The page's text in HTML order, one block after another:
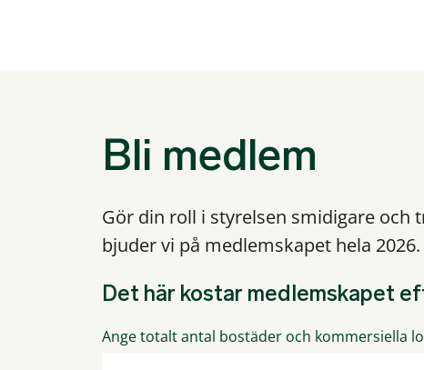
Bli medlem
Gör din roll i styrelsen smidigare och
bjuder vi på medlemskapet hela 2026.
Det här kostar medlemskapet
Ange totalt antal bostäder och kommersiella